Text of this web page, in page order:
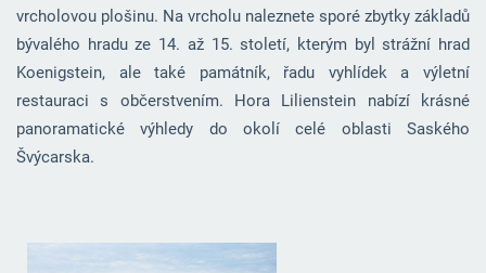
vrcholovou plošinu. Na vrcholu naleznete sporé zbytky základů
bývalého hradu ze 14. až 15. století, kterým byl strážní hrad
Koenigstein, ale také památník, řadu vyhlídek a výletní
restauraci s občerstvením. Hora Lilienstein nabízí krásné
panoramatické výhledy do okolí celé oblasti Saského
Švýcarska.